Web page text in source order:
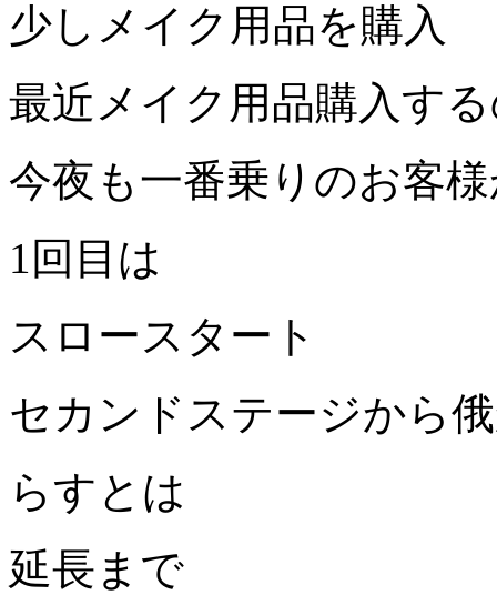
少しメイク用品を購入
最近メイク用品購入す
今夜も一番乗りのお客
1 回目は
スロースタート
セカンドステージから
らすとは
延長まで